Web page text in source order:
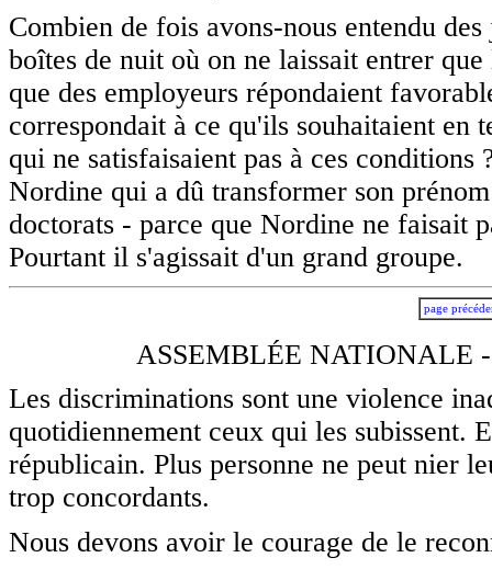
Combien de fois avons-nous entendu
boîtes de nuit où on ne laissait entrer
que des employeurs répondaient
correspondait à ce qu'ils souhaitaient en
qui ne satisfaisaient pas à ces conditions
Nordine qui a dû transformer son
doctorats - parce que Nordine ne faisait
Pourtant il s'agissait d'un grand groupe.
page
ASSEMBLÉE NATIONALE
Les discriminations sont une violence
quotidiennement ceux qui les subissent.
républicain. Plus personne ne peut nier
trop concordants.
Nous devons avoir le courage de le